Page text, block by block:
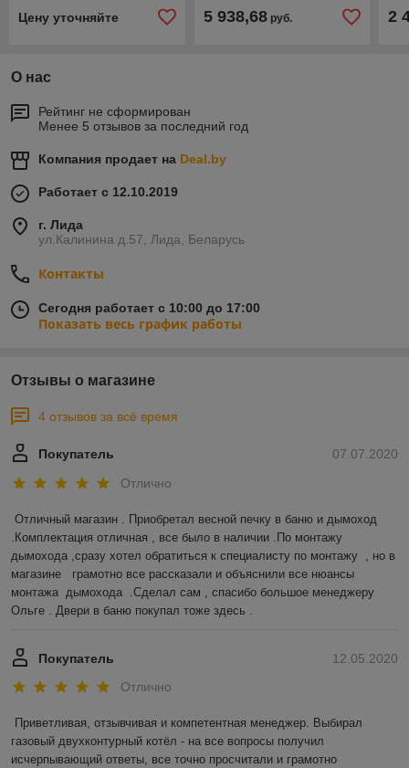
Цену уточняйте 5 938,68руб. 2
О нас
Рейтинг не сформирован
Менее 5 отзывов за последний год
Компания продает на Deal.by
Работает с 12.10.2019
г. Лида
ул.Калинина д.57, Лида, Беларусь
Контакты
Сегодня работает с 10:00 до 17:00
Показать весь график работы
Отзывы о магазине
4 отзывов за всё время
07.07.2020
Покупатель
Отлично
Отличный магазин . Приобретал весной печку в баню и дымоход
.Комплектация отличная , все было в наличии .По монтажу
дымохода ,сразу хотел обратиться к специалисту по монтажу  , но в
магазине   грамотно все рассказали и объяснили все нюансы
монтажа  дымохода  .Сделал сам , спасибо большое менеджеру
Ольге . Двери в баню покупал тоже здесь .
12.05.2020
Покупатель
Отлично
Приветливая, отзывчивая и компетентная менеджер. Выбирал
газовый двухконтурный котёл - на все вопросы получил
исчерпывающий ответы, все точно просчитали и грамотно